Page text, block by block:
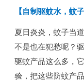
【自制驱蚊水，蚊
夏日炎炎，蚊子当
不是也在犯愁呢？
驱蚊产品这么多，
验，把这些防蚊产